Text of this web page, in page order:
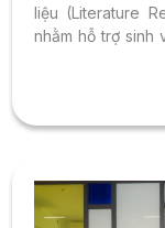
liệu (Literature
nhằm hỗ trợ sinh